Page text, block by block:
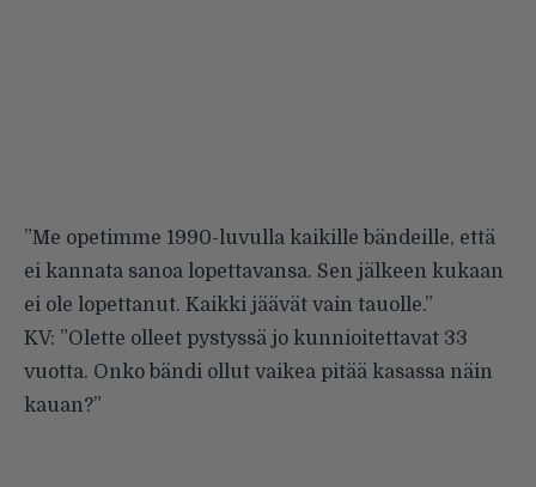
”Me opetimme 1990-luvulla kaikille bändeille, että
ei kannata sanoa lopettavansa. Sen jälkeen kukaan
ei ole lopettanut. Kaikki jäävät vain tauolle.”
KV: ”Olette olleet pystyssä jo kunnioitettavat 33
vuotta. Onko bändi ollut vaikea pitää kasassa näin
kauan?”